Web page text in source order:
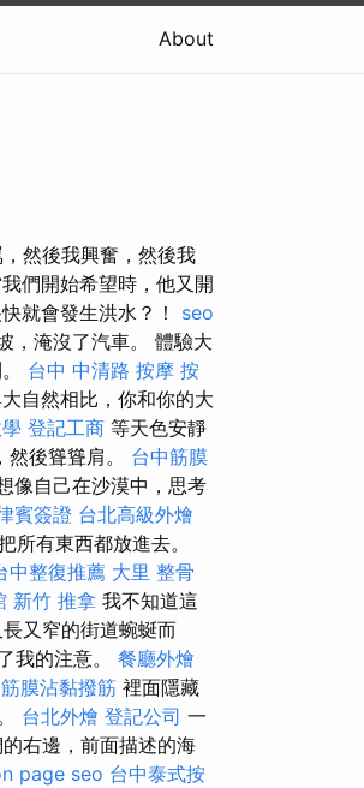
About
然後我興奮，然後我
們開始希望時，他又開
就會發生洪水？！ seo
，淹沒了汽車。 體驗大
台中 中清路 按摩 按
自然相比，你和你的大
登記工商 等天色安靜
然後聳聳肩。 台中筋膜
像自己在沙漠中，思考
賓簽證 台北高級外燴
有東西都放進去。
中整復推薦 大里 整骨
新竹 推拿 我不知道這
又窄的街道蜿蜒而
我的注意。 餐廳外燴
筋膜沾黏撥筋 裡面隱藏
台北外燴 登記公司 一
右邊，前面描述的海
page seo 台中泰式按